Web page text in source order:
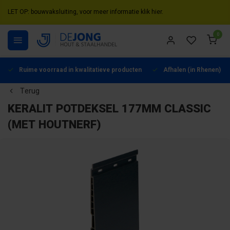
LET OP: bouwvaksluiting, voor meer informatie klik hier.
0
Ruime voorraad in kwalitatieve producten Afhalen (in Rhenen)
Terug
KERALIT POTDEKSEL 177MM CLASSIC
(MET HOUTNERF)